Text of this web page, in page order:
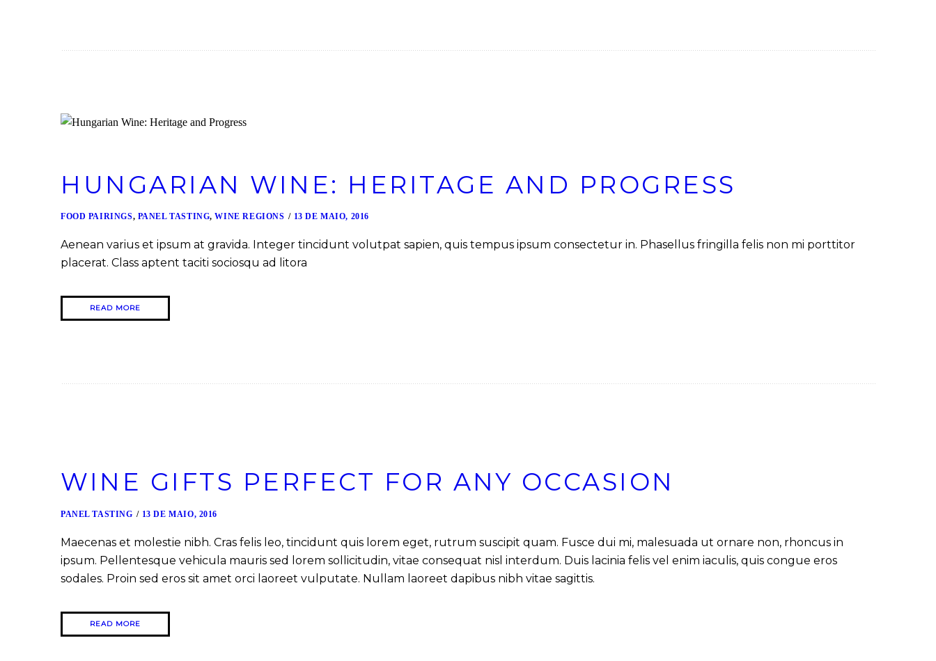
HUNGARIAN WINE: HERITAGE AND PROGRESS
FOOD PAIRINGS, PANEL TASTING,WINE REGIONS 13 DE MAIO, 2016
Aenean varius et ipsum at gravida. Integer tincidunt volutpat sapien, quis tempus ipsum consectetur in. Phasellus fringilla felis non mi porttitor
placerat. Class aptent taciti sociosqu ad litora
READ MORE
WINE GIFTS PERFECT FOR ANY OCCASION
PANEL TASTING 13 DE MAIO, 2016
Maecenas et molestie nibh. Cras felis leo, tincidunt quis lorem eget, rutrum suscipit quam. Fusce dui mi, malesuada ut ornare non, rhoncus in
ipsum. Pellentesque vehicula mauris sed lorem sollicitudin, vitae consequat nisl interdum. Duis lacinia felis vel enim iaculis, quis congue eros
sodales. Proin sed eros sit amet orci laoreet vulputate. Nullam laoreet dapibus nibh vitae sagittis.
READ MORE